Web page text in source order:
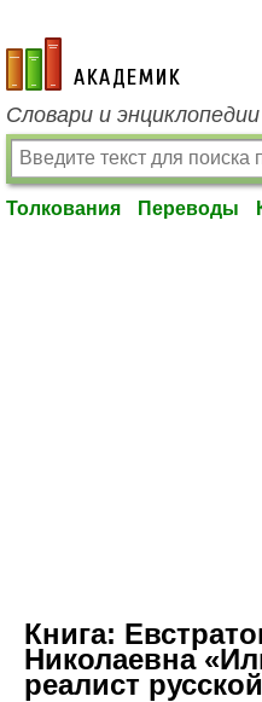
academic.ru
Словари и
Толкования Переводы
Книга:
Николаевна
реалист